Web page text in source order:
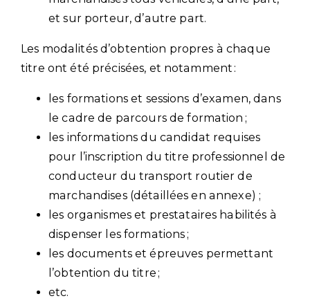
et sur porteur, d’autre part.
Les modalités d’obtention propres à chaque
titre ont été précisées, et notamment :
les formations et sessions d’examen, dans
le cadre de parcours de formation ;
les informations du candidat requises
pour l’inscription du titre professionnel de
conducteur du transport routier de
marchandises (détaillées en annexe) ;
les organismes et prestataires habilités à
dispenser les formations ;
les documents et épreuves permettant
l’obtention du titre ;
etc.